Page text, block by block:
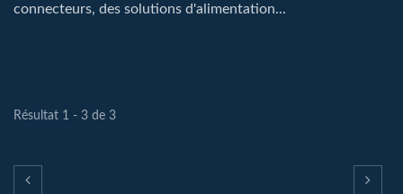
connecteurs, des solutions d'alimentation...
Résultat 1 - 3 de 3